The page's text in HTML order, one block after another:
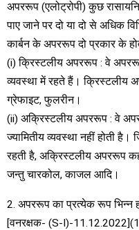
अपररूप (एलोट्रोपी) कुछ
पाए जाने पर दो या दो से अधिक
कार्बन के अपररूप दो प्रकार के
(i) क्रिस्टलीय अपररूप : वे अपररूप
व्यवस्था में रहते हैं। क्रिस्टलीय
ग्रेफाइट, फुलरीन।
(ii) अक्रिस्टलीय अपररूप : वे
ज्यामितीय व्यवस्था नहीं होती
रहती है, अक्रिस्टलीय अपररूप
जन्तु चारकोल, काजल आदि।
2. अपररूप का प्रत्येक रूप भिन्न
[वनरक्षक- (S-I)-